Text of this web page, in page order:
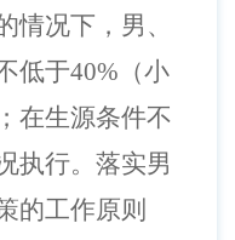
情况下，男、
低于40% （小
在生源条件不
执行。落实男
的工作原则